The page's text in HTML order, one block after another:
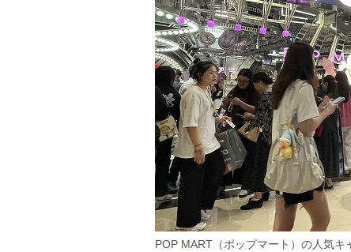
POP MART（ポップマート）の人気キ